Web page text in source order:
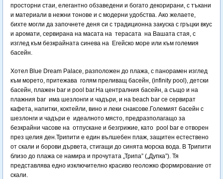
просторни стаи, елегантно обзаведени и богато декорирани, с тъкани
и материали в нежни тонове и с модерни удобства. Ако желаете,
бихте могли да започнете деня си с традиционна закуска с гръцки вкус
и аромати, сервирана на масата на терасата на Вашата стая, с
изглед към безкрайната синева на Егейско море или към големия
басейн.
Хотел Blue Dream Palace, разположен до плажа, с панорамен изглед
към морето, притежава голям преливащ басейн, (infinity pool), детски
басейн, плажен bar и pool bar.На централния басейн, а също и на
плажния bar има шезлонги и чадъри, и на beach bar се сервират
кафета, напитки, коктейли, вино и леки снаксове.Големият басейн с
шезлонги и чадъри е идеалното място, предразполагащо за
безкрайни часове на отпускане и безгрижие, като pool bar е отворен
през целия ден.Трипити е един вълшебен плаж, защитен естествено
от скали и борови дървета, стигащи до синята морска вода. В Трипити
близо до плажа се намира и прочутата „Трипа” („Дупка”). Тя
представлява едно изключително красиво геоложко формирование от
скали.